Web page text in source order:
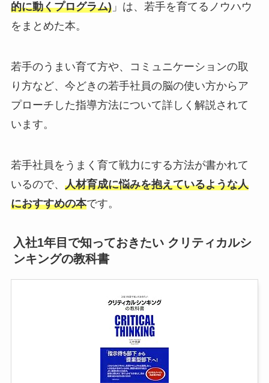
的に動くプログラム)」は、若手を育てるノウハウ
をまとめた本。
若手のうまい育て方や、コミュニケーションの取
り方など、今どきの若手社員の脳の使い方からア
プローチした指導方法について詳しく解説されて
います。
若手社員をうまく育て戦力にする方法が書かれて
いるので、 人材育成に悩みを抱えているような人
におすすめの本です。
入社1年目で知っておきたい クリティカルシ
ンキングの教科書